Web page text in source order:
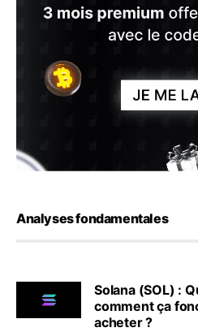
Analyses fondamentales
Solana (SOL) :
comment ça
acheter ?